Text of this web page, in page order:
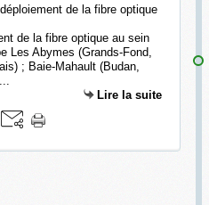
de la fibre optique au sein
Les Abymes (Grands-Fond,
; Baie-Mahault (Budan,
Lire la suite